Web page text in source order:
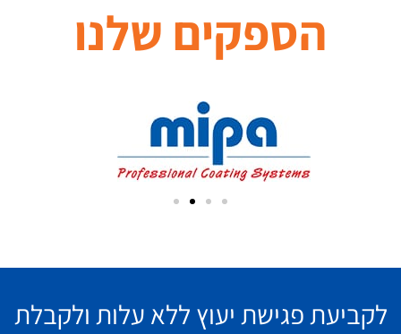
הספקים שלנו
לקביעת פגישת יעוץ ללא עלות ולקבלת